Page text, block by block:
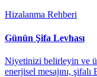
Hizalanma Rehberi
Günün Şifa Levhası
Niyetinizi belirleyin ve
enerjisel mesajını,